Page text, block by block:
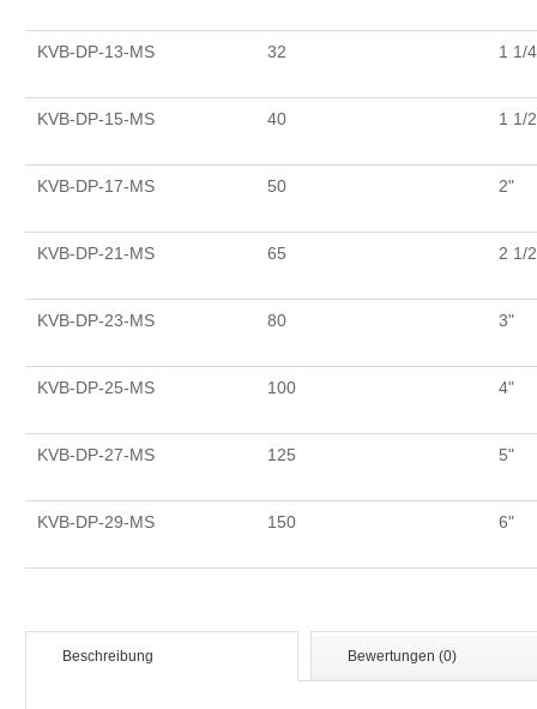
KVB-DP-13-MS 32 1 1/
KVB-DP-15-MS 40 1 1/
KVB-DP-17-MS 50 2"
KVB-DP-21-MS 65 2 1/
KVB-DP-23-MS 80 3"
KVB-DP-25-MS 100 4"
KVB-DP-27-MS 125 5"
KVB-DP-29-MS 150 6"
Beschreibung Bewertungen (0)